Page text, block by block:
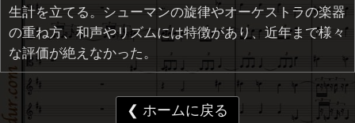
生計を立てる。シューマンの旋律やオーケストラの楽器
の重ね方、和声やリズムには特徴があり、近年まで様々
な評価が絶えなかった。
❮ ホームに戻る